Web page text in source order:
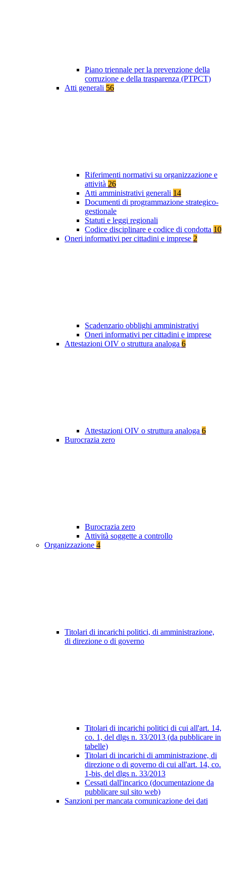
Piano triennale per la prevenzione della
corruzione e della trasparenza (PTPCT)
Atti generali 56
Riferimenti normativi su organizzazione e
attività 26
Atti amministrativi generali 14
Documenti di programmazione strategico-
gestionale
Statuti e leggi regionali
Codice disciplinare e codice di condotta 10
Oneri informativi per cittadini e imprese 2
Scadenzario obblighi amministrativi
Oneri informativi per cittadini e imprese
Attestazioni OIV o struttura analoga 6
Attestazioni OIV o struttura analoga 6
Burocrazia zero
Burocrazia zero
Attività soggette a controllo
Organizzazione 4
Titolari di incarichi politici, di amministrazione,
di direzione o di governo
Titolari di incarichi politici di cui all'art. 14,
co. 1, del dlgs n. 33/2013 (da pubblicare in
tabelle)
Titolari di incarichi di amministrazione, di
direzione o di governo di cui all'art. 14, co.
1-bis, del dlgs n. 33/2013
Cessati dall'incarico (documentazione da
pubblicare sul sito web)
Sanzioni per mancata comunicazione dei dati